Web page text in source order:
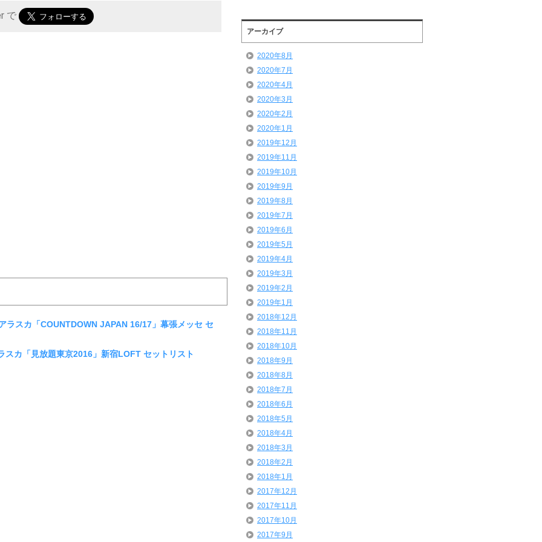
で
ラスカ「COUNTDOWN JAPAN 16/17」幕張メッセ セ
スカ「見放題東京2016」新宿LOFT セットリスト
アーカイブ
2020年8月
2020年7月
2020年4月
2020年3月
2020年2月
2020年1月
2019年12月
2019年11月
2019年10月
2019年9月
2019年8月
2019年7月
2019年6月
2019年5月
2019年4月
2019年3月
2019年2月
2019年1月
2018年12月
2018年11月
2018年10月
2018年9月
2018年8月
2018年7月
2018年6月
2018年5月
2018年4月
2018年3月
2018年2月
2018年1月
2017年12月
2017年11月
2017年10月
2017年9月